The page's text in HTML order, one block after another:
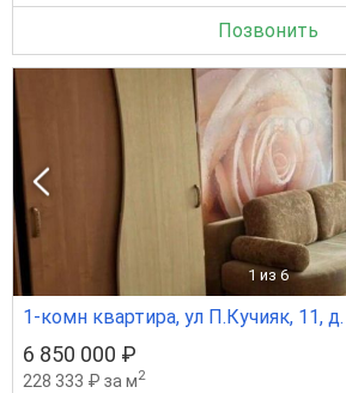
Позвонить
1 из 6
1-комн квартира, ул П.Кучияк, 11,
6 850 000 ₽
228 333 ₽ за м2